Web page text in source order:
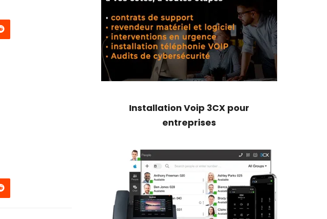
Installation Voip 3CX pour
entreprises